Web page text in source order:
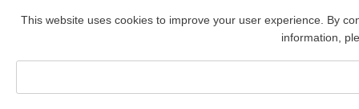
This website uses cookies to improve your user experience. By
information,